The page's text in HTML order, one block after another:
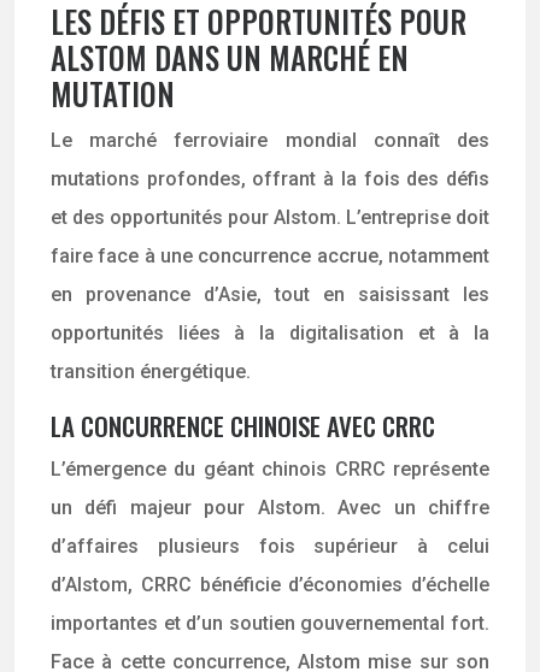
LES DÉFIS ET OPPORTUNITÉS POUR
ALSTOM DANS UN MARCHÉ EN
MUTATION
Le marché ferroviaire mondial connaît des
mutations profondes, offrant à la fois des défis
et des opportunités pour Alstom. L’entreprise doit
faire face à une concurrence accrue, notamment
en provenance d’Asie, tout en saisissant les
opportunités liées à la digitalisation et à la
transition énergétique.
LA CONCURRENCE CHINOISE AVEC CRRC
L’émergence du géant chinois CRRC représente
un défi majeur pour Alstom. Avec un chiffre
d’affaires plusieurs fois supérieur à celui
d’Alstom, CRRC bénéficie d’économies d’échelle
importantes et d’un soutien gouvernemental fort.
Face à cette concurrence, Alstom mise sur son